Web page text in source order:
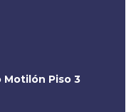
Motilón Piso 3